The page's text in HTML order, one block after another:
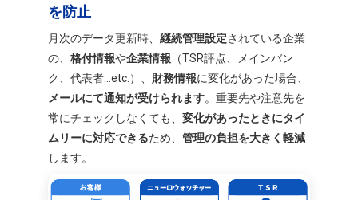
を防止
月次のデータ更新時、 継続管理設定されている企業
の、 格付情報や企業情報 （TSR評点、メインバン
ク、代表者...etc.）、 財務情報に変化があった場合、
メールにて通知が受けられます。重要先や注意先を
常にチェックしなくても、 変化があったときにタイ
ムリーに対応できるため、 管理の負担を大きく軽減
します。